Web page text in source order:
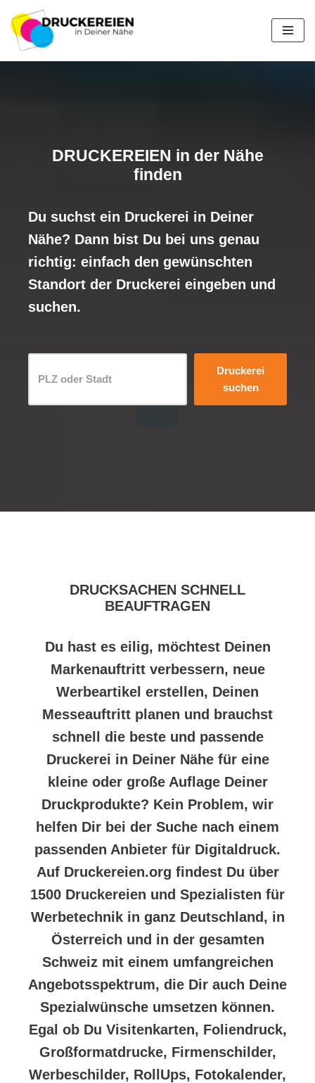
Zum
Inhalt
DRUCKEREIEN in der Nähe
finden
Du suchst ein Druckerei in Deiner
Nähe? Dann bist Du bei uns genau
richtig: einfach den gewünschten
Standort der Druckerei eingeben und
suchen.
Druckerei
suchen
DRUCKSACHEN SCHNELL
BEAUFTRAGEN
Du hast es eilig, möchtest Deinen
Markenauftritt verbessern, neue
Werbeartikel erstellen, Deinen
Messeauftritt planen und brauchst
schnell die beste und passende
Druckerei in Deiner Nähe für eine
kleine oder große Auflage Deiner
Druckprodukte? Kein Problem, wir
helfen Dir bei der Suche nach einem
passenden Anbieter für Digitaldruck.
Auf Druckereien.org findest Du über
1500 Druckereien und Spezialisten für
Werbetechnik in ganz Deutschland, in
Österreich und in der gesamten
Schweiz mit einem umfangreichen
Angebotsspektrum, die Dir auch Deine
Spezialwünsche umsetzen können.
Egal ob Du Visitenkarten, Foliendruck,
Großformatdrucke, Firmenschilder,
Werbeschilder, RollUps, Fotokalender,